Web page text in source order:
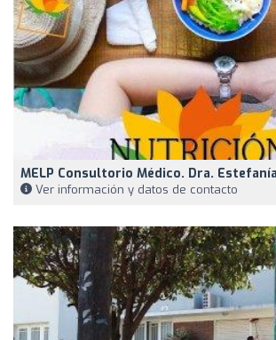
MELP Consultorio Médico. Dra.
Ver información y datos de contacto